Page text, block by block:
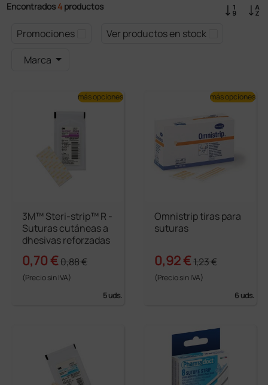
Encontrados 4 productos
Promociones
Ver productos en stock
Marca
3M™ Steri-strip™ R -
Suturas cutáneas a
dhesivas reforzadas
0,70 €0,88 €
(Precio sin IVA)
5 uds.
más opciones
Omnistrip tiras para
suturas
0,92 €1,23 €
(Precio sin IVA)
6 uds.
más opciones